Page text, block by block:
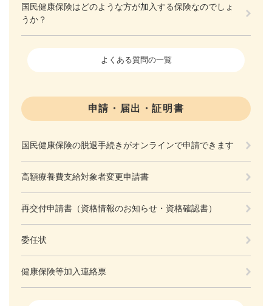
国民健康保険はどのような方が加入する保険なのでしょ
うか？
よくある質問の一覧
申請・届出・証明書
国民健康保険の脱退手続きがオンラインで申請できます
高額療養費支給対象者変更申請書
再交付申請書（資格情報のお知らせ・資格確認書）
委任状
健康保険等加入連絡票